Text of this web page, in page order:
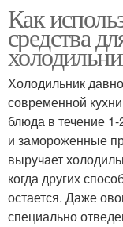
Как
средства
Холодильник
современной
блюда в течение
и замороженные
выручает
когда других
остается. Даже
специально